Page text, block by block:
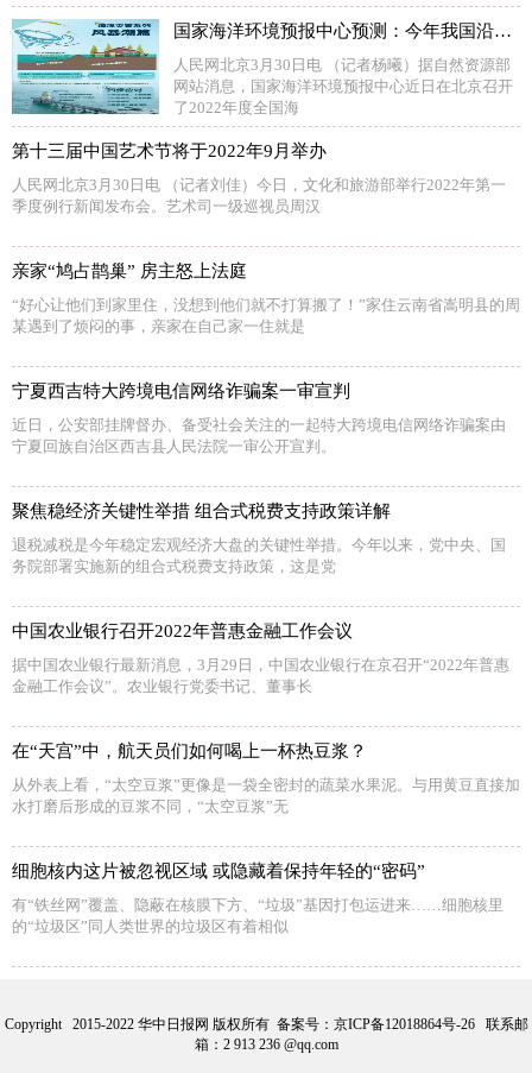
国家海洋环境预报中心预测：今年我国沿海风暴潮将多于去年
人民网北京3月30日电 （记者杨曦）据自然资源部
网站消息，国家海洋环境预报中心近日在北京召开
了2022年度全国海
第十三届中国艺术节将于2022年9月举办
人民网北京3月30日电 （记者刘佳）今日，文化和旅游部举行2022年第一
季度例行新闻发布会。艺术司一级巡视员周汉
亲家“鸠占鹊巢” 房主怒上法庭
“好心让他们到家里住，没想到他们就不打算搬了！”家住云南省嵩明县的周
某遇到了烦闷的事，亲家在自己家一住就是
宁夏西吉特大跨境电信网络诈骗案一审宣判
近日，公安部挂牌督办、备受社会关注的一起特大跨境电信网络诈骗案由
宁夏回族自治区西吉县人民法院一审公开宣判。
聚焦稳经济关键性举措 组合式税费支持政策详解
退税减税是今年稳定宏观经济大盘的关键性举措。今年以来，党中央、国
务院部署实施新的组合式税费支持政策，这是党
中国农业银行召开2022年普惠金融工作会议
据中国农业银行最新消息，3月29日，中国农业银行在京召开“2022年普惠
金融工作会议”。农业银行党委书记、董事长
在“天宫”中，航天员们如何喝上一杯热豆浆？
从外表上看，“太空豆浆”更像是一袋全密封的蔬菜水果泥。与用黄豆直接加
水打磨后形成的豆浆不同，“太空豆浆”无
细胞核内这片被忽视区域 或隐藏着保持年轻的“密码”
有“铁丝网”覆盖、隐蔽在核膜下方、“垃圾”基因打包运进来……细胞核里
的“垃圾区”同人类世界的垃圾区有着相似
Copyright 2015-2022 华中日报网 版权所有 备案号： 京ICP备12018864号-26联系邮
箱：2 913 236 @qq.com